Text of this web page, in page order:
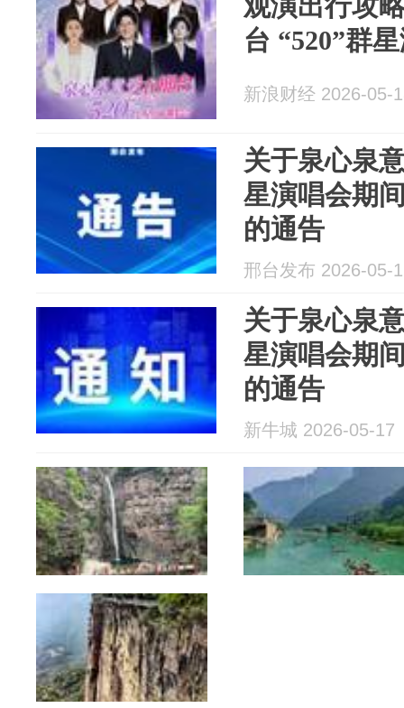
台 “520”群
新浪财经 2026-05-
关于泉心泉
星演唱会期
的通告
邢台发布 2026-05-
关于泉心泉
星演唱会期
的通告
新牛城 2026-05-17